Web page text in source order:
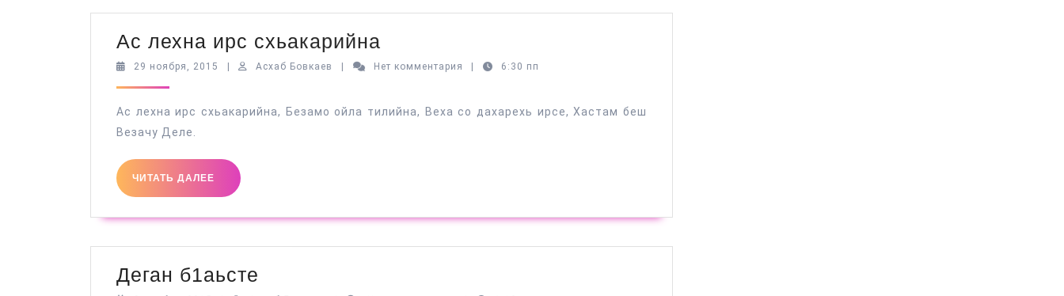
Ас лехна ирс схьакарийна
лехна
схьакарийна
29 ноября, 2015 29| Асхаб Бовкаев Асхаб
| Нет комментария | 6:30 пп
Ас лехна ирс схьакарийна, Безамо ойла тилийна, Веха со дахарехь ирсе, Хастам беш
Везачу Деле.
ЧИТАТЬ ДАЛЕЕ
ЧИТАТЬ
ДАЛЕЕ
Деган б1аьсте